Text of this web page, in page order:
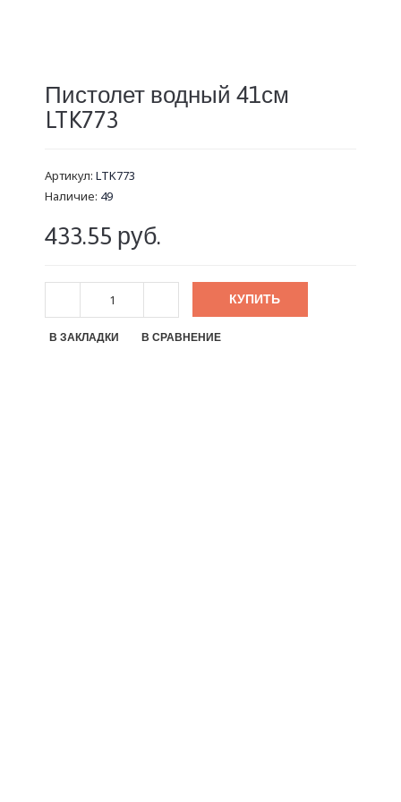
Пистолет водный 41см
LTK773
Артикул: LTK773
Наличие: 49
433.55 руб.
КУПИТЬ
В ЗАКЛАДКИ В СРАВНЕНИЕ